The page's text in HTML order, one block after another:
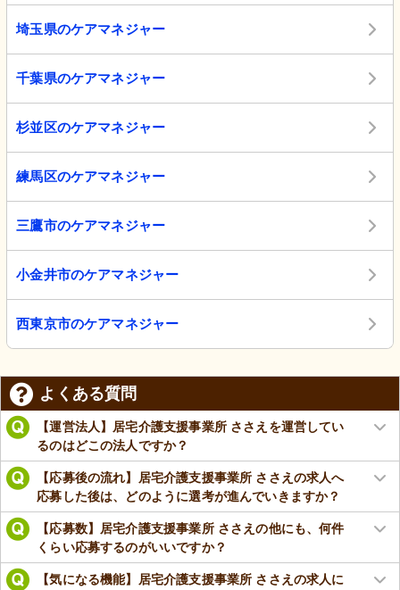
埼玉県のケアマネジャー
千葉県のケアマネジャー
杉並区のケアマネジャー
練馬区のケアマネジャー
三鷹市のケアマネジャー
小金井市のケアマネジャー
西東京市のケアマネジャー
よくある質問
【運営法人】居宅介護支援事業所 ささえを運営してい
るのはどこの法人ですか？
【応募後の流れ】居宅介護支援事業所 ささえの求人へ
応募した後は、どのように選考が進んでいきますか？
【応募数】居宅介護支援事業所 ささえの他にも、何件
くらい応募するのがいいですか？
【気になる機能】居宅介護支援事業所 ささえの求人に